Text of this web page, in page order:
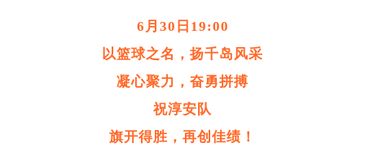
6月30日19:00
以篮球之名，扬千岛风采
凝心聚力，奋勇拼搏
祝淳安队
旗开得胜，再创佳绩！